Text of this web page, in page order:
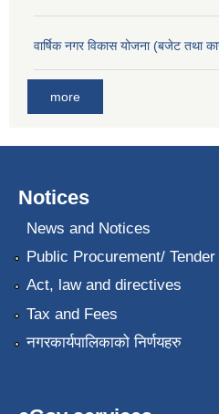
वार्षिक नगर विकास योजना (बजेट तथा
more
Notices
News and Notices
Public Procurement/
Act, law and directives
Tax and Fees
नगरकार्यपालिकाको निर्णयहरु